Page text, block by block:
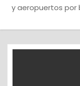
o
y aeropuertos por